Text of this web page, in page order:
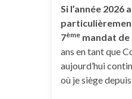
Si l’année 2026
7ème mandat de
ans en tant que
aujourd’hui
où je siège